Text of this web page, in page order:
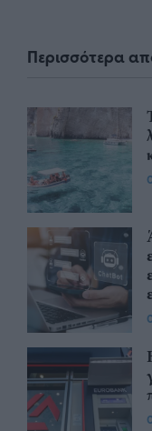
Περισσότερα